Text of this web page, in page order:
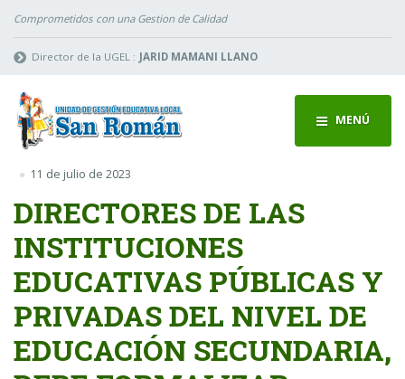
Comprometidos con una Gestion de Calidad
Director de la UGEL : JARID MAMANI LLANO
MENÚ
11 de julio de 2023
DIRECTORES DE LAS
INSTITUCIONES
EDUCATIVAS PÚBLICAS Y
PRIVADAS DEL NIVEL DE
EDUCACIÓN SECUNDARIA,